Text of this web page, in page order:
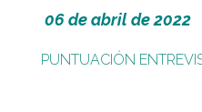
06 de abril de 2022
PUNTUACIÓN